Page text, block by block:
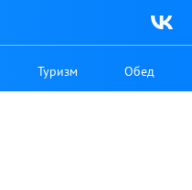
Туризм Обед